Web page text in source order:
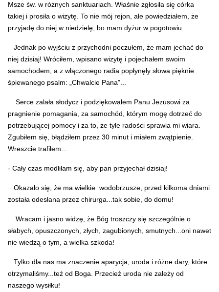
Msze św. w różnych sanktuariach. Właśnie zgłosiła się córka
takiej i prosiła o wizytę. To nie mój rejon, ale powiedziałem, że
przyjadę do niej w niedzielę, bo mam dyżur w pogotowiu.
Jednak po wyjściu z przychodni poczułem, że mam jechać do
niej dzisiaj! Wróciłem, wpisano wizytę i pojechałem swoim
samochodem, a z włączonego radia popłynęły słowa pięknie
śpiewanego psalm: „Chwalcie Pana”...
Serce zalała słodycz i podziękowałem Panu Jezusowi za
pragnienie pomagania, za samochód, którym mogę dotrzeć do
potrzebującej pomocy i za to, że tyle radości sprawia mi wiara.
Zgubiłem się, błądziłem przez 30 minut i miałem zwątpienie.
Wreszcie trafiłem...
- Cały czas modliłam się, aby pan przyjechał dzisiaj!
Okazało się, że ma wielkie wodobrzusze, przed kilkoma dniami
została odesłana przez chirurga...tak sobie, do domu!
Wracam i jasno widzę, że Bóg troszczy się szczególnie o
słabych, opuszczonych, złych, zagubionych, smutnych...oni nawet
nie wiedzą o tym, a wielka szkoda!
Tylko dla nas ma znaczenie aparycja, uroda i różne dary, które
otrzymaliśmy...też od Boga. Przecież uroda nie zależy od
naszego wysiłku!